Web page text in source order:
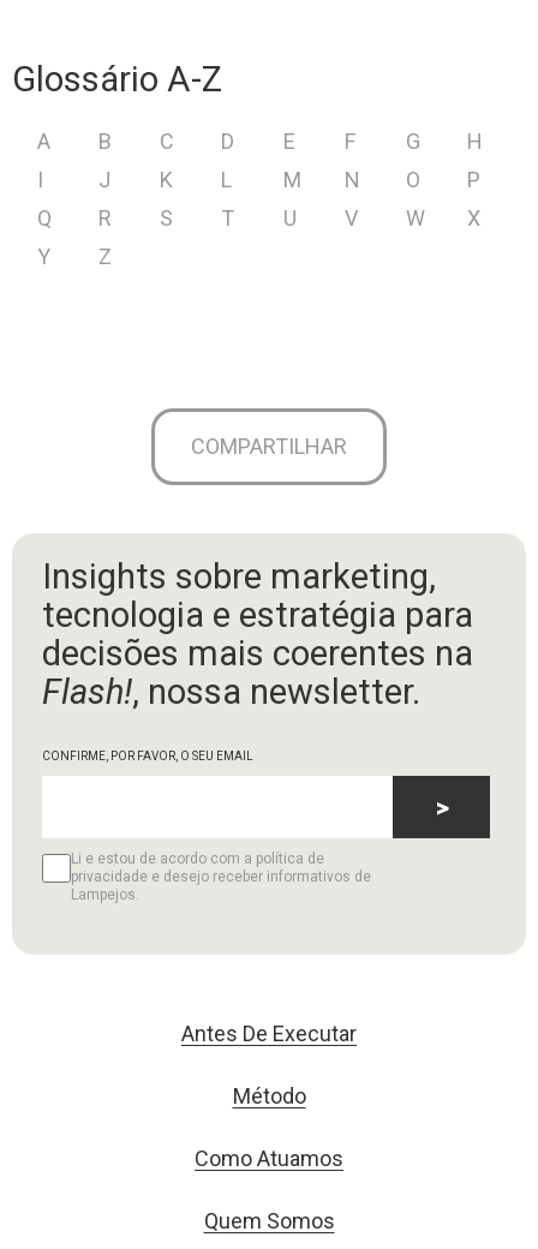
Glossário A-Z
A B C D E F G
H
I
J K L M N O
P
Q
R S T U V W
X
Y
Z
COMPARTILHAR
Insights sobre marketing,
tecnologia e estratégia para
decisões mais coerentes na
Flash!, nossa newsletter.
CONFIRME, POR FAVOR, O SEU EMAIL
Li e estou de acordo com a política de
privacidade e desejo receber informativos de
Lampejos.
>
Antes De Executar
Método
Como Atuamos
Quem Somos